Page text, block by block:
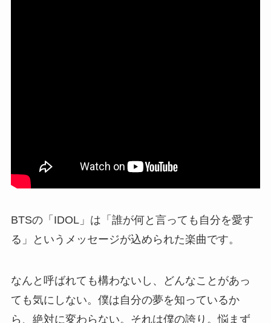
BTSの「IDOL」は「誰が何と言っても自分を愛す
る」というメッセージが込められた楽曲です。
なんと呼ばれても構わないし、どんなことがあっ
ても気にしない。僕は自分の夢を知っているか
ら、絶対に変わらない。それは僕の誇り。悩まず